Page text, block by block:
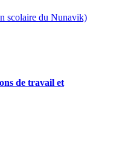
scolaire du Nunavik)
de travail et